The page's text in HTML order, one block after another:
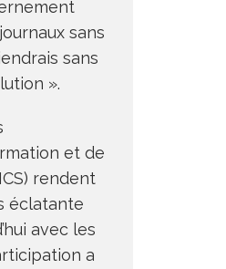
sans
sans
».
et de
rendent
éclatante
avec les
a